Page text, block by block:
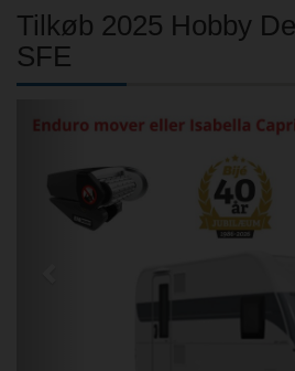
Tilkøb 2025 Hobby
SFE
Previous